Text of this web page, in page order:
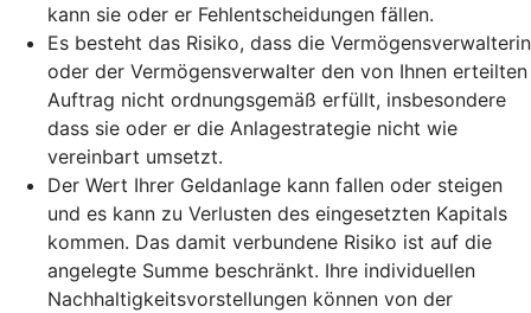
kann sie oder er Fehlentscheidungen fällen.
Es besteht das Risiko, dass die Vermögensverwalterin
oder der Vermögensverwalter den von Ihnen erteilten
Auftrag nicht ordnungsgemäß erfüllt, insbesondere
dass sie oder er die Anlagestrategie nicht wie
vereinbart umsetzt.
Der Wert Ihrer Geldanlage kann fallen oder steigen
und es kann zu Verlusten des eingesetzten Kapitals
kommen. Das damit verbundene Risiko ist auf die
angelegte Summe beschränkt. Ihre individuellen
Nachhaltigkeitsvorstellungen können von der